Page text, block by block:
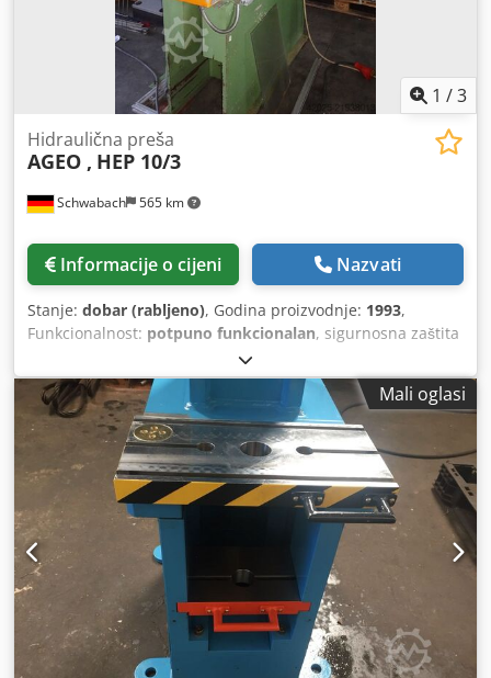
1 /3
Schwabach 565 km
Hidraulična preša
AGEO , HEP 10/3
Informacije o cijeni Nazvati
Stanje: dobar (rabljeno), Godina proizvodnje: 1993,
Funkcionalnost: potpuno funkcionalan, sigurnosna zaštita
za ručno ulaganje Pritisna snaga do 100 kN Dohvat: 210
mm Veličina stola (Š x D): cca 500 x 400 mm Chjdpey St I
Sefx Abioa Ugradbena visina s/bez pritisne ploče: 300 mm
Hod: 100 mm Ukupna snaga: 2,5 kW Težina cca: 2,5 t
Kapacitet ulja cca: 150 l Potrebni prostor (Š x D x V): cca
0,95 x 1,5 x 1,95 m Oprema i opseg isporuke: Preklopni
način hod/pritisak Ventil za regulaciju pritiska s prikazom
na manometru Podesivo vrijeme zadržavanja
Dokumentacija
Mali oglasi